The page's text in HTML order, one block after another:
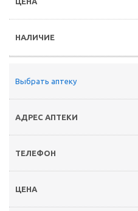
Выбрать аптеку